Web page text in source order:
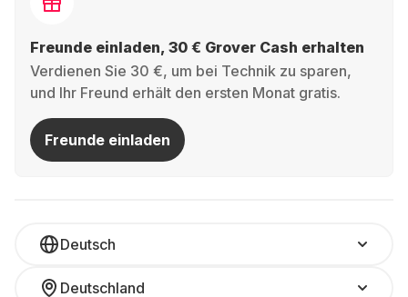
Freunde einladen, 30 € Grover Cash erhalten
Verdienen Sie 30 €, um bei Technik zu sparen,
und Ihr Freund erhält den ersten Monat gratis.
Freunde einladen
Deutsch
Deutschland